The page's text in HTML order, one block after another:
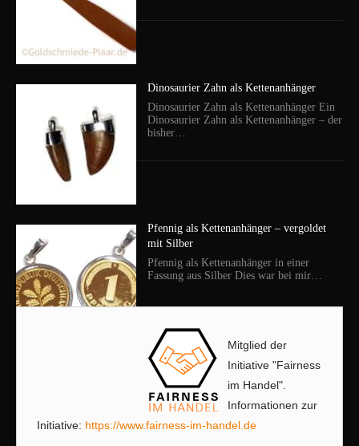
Dinosaurier Zahn als Kettenanhänger
Dinosaurier Zahn als Kettenanhänger Ein
Dinosaurier Zahn als Kettenanhänger – der
bisher…
Pfennig als Kettenanhänger – vergoldet
mit Silber
Pfennig als Kettenanhänger in einer
Fassung aus Silber Dies war bei mir…
Mitglied der
Initiative "Fairness
im Handel".
Informationen zur
Initiative: https://www.fairness-im-handel.de